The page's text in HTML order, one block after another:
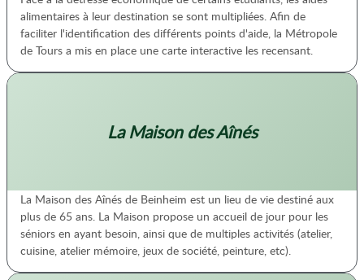
alimentaires à leur destination se sont multipliées. Afin de
faciliter l'identification des différents points d'aide, la Métropole
de Tours a mis en place une carte interactive les recensant.
La Maison des Aînés
La Maison des Aînés de Beinheim est un lieu de vie destiné aux
plus de 65 ans. La Maison propose un accueil de jour pour les
séniors en ayant besoin, ainsi que de multiples activités (atelier,
cuisine, atelier mémoire, jeux de société, peinture, etc).